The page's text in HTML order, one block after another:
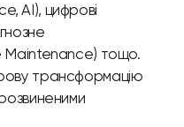
AI), цифрові
Maintenance) тощо.
трансформацію